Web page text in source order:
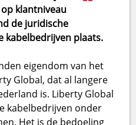
klantniveau
de juridische
kabelbedrijven plaats.
eigendom van het
Global, dat al langere
is. Liberty Global
kabelbedrijven onder
Het is de bedoeling